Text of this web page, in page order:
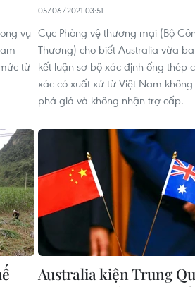
vụ
từ
05/06/2021 03:51
Cục Phòng vệ thương mại (Bộ
Thương) cho biết Australia vừa
kết luận sơ bộ xác định ống thép
xác có xuất xứ từ Việt Nam
phá giá và không nhận trợ cấp.
Australia kiện Trung